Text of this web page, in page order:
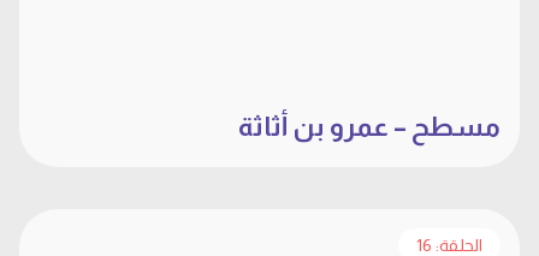
مسطح – عمرو بن أثاثة
الحلقة: 16